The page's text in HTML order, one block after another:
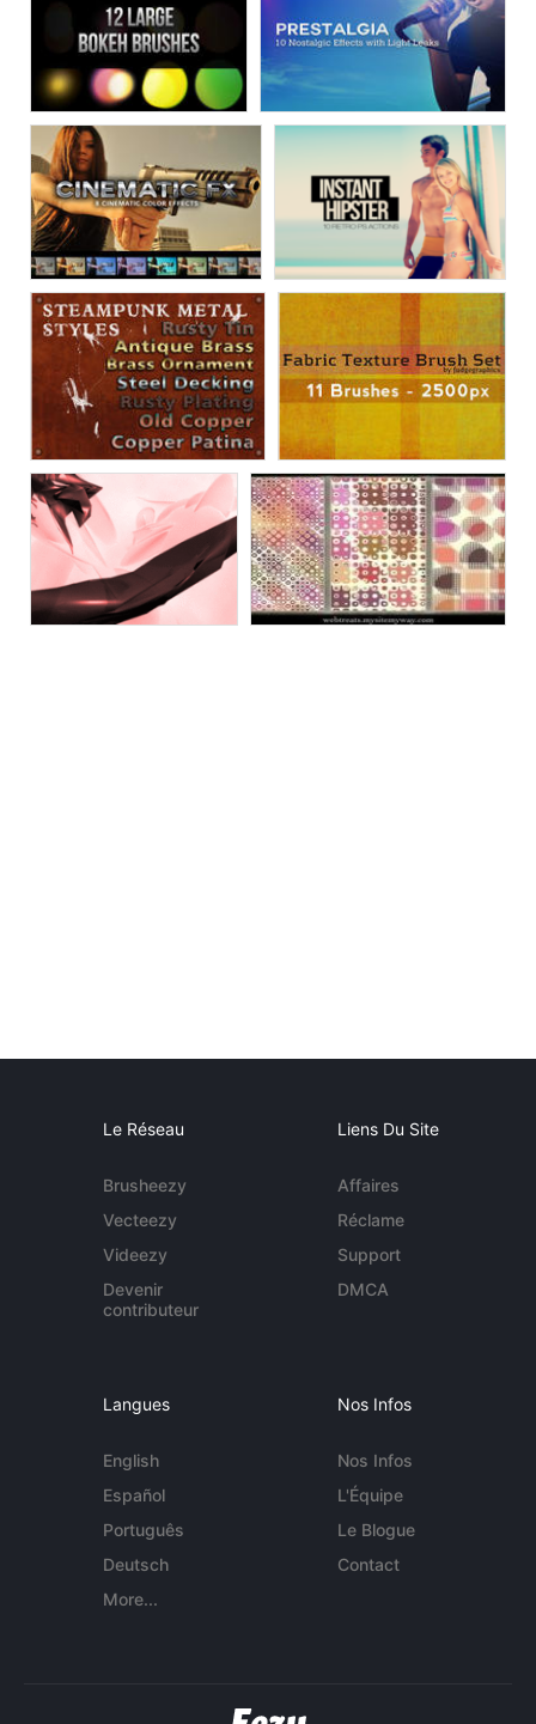
Le Réseau
Brusheezy
Vecteezy
Videezy
Devenir
contributeur
Liens Du Site
Affaires
Réclame
Support
DMCA
Langues
English
Español
Português
Deutsch
More...
Nos Infos
Nos Infos
L'Équipe
Le Blogue
Contact